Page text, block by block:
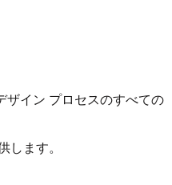
ザイン プロセスのすべての
ます。